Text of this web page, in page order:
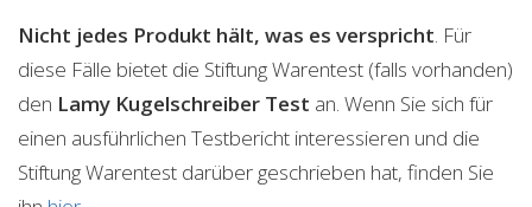
Nicht jedes Produkt hält, was es verspricht. Für
diese Fälle bietet die Stiftung Warentest (falls vorhanden)
den Lamy Kugelschreiber Test an. Wenn Sie sich für
einen ausführlichen Testbericht interessieren und die
Stiftung Warentest darüber geschrieben hat, finden Sie